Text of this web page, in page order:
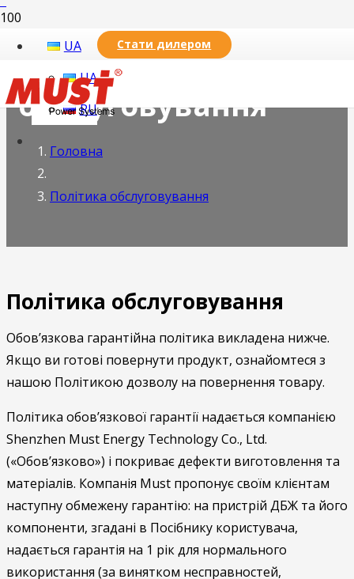
UA
UA
RU
Стати дилером
Політика
обслуговування
Головна
Політика обслуговування
Політика обслуговування
Обов’язкова гарантійна політика викладена нижче.
Якщо ви готові повернути продукт, ознайомтеся з
нашою Політикою дозволу на повернення товару.
Політика обов’язкової гарантії надається компанією
Shenzhen Must Energy Technology Co., Ltd.
(«Обов’язково») і покриває дефекти виготовлення та
матеріалів. Компанія Must пропонує своїм клієнтам
наступну обмежену гарантію: на пристрій ДБЖ та його
компоненти, згадані в Посібнику користувача,
надається гарантія на 1 рік для нормального
використання (за винятком несправностей,